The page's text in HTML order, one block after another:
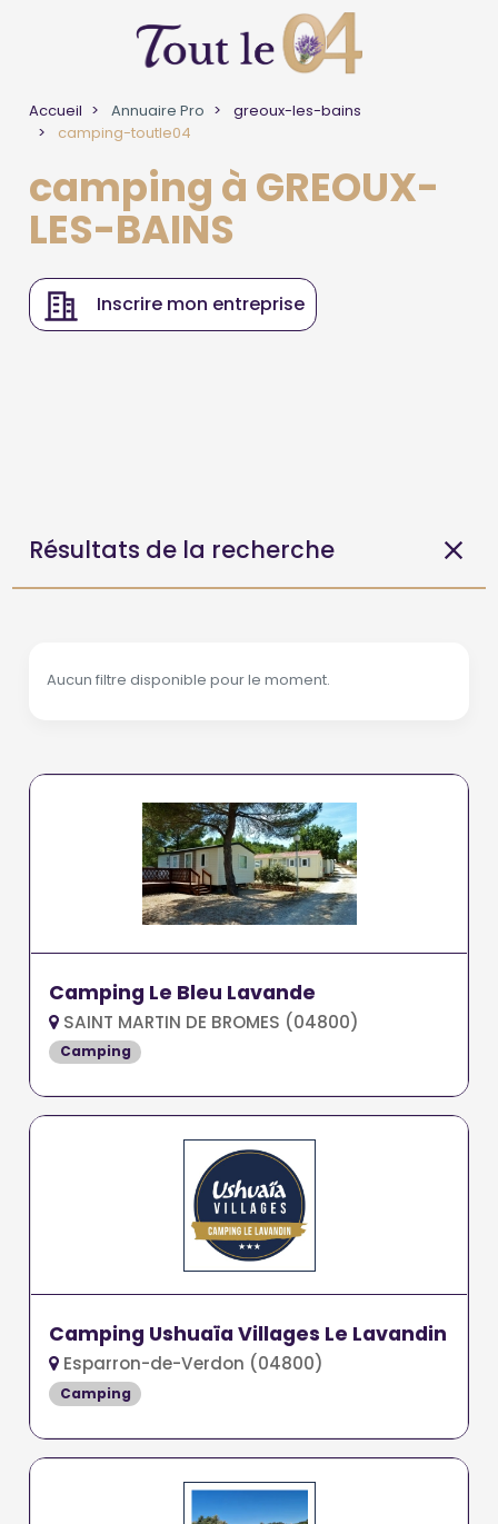
Accueil Annuaire Pro
greoux-les-bains
camping-toutle04
camping à GREOUX-
LES-BAINS
Inscrire mon entreprise
Résultats de la recherche
Aucun filtre disponible pour le moment.
Camping Le Bleu Lavande
SAINT MARTIN DE BROMES (04800)
Camping
Camping Ushuaïa Villages Le Lavandin
Esparron-de-Verdon (04800)
Camping